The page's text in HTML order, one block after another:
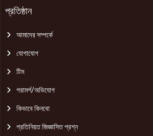
প্রতিষ্ঠান
আমাদের সম্পর্কে
যোগাযোগ
টিম
পরামর্শ/অভিযোগ
কিভাবে কিনবো
প্রতিনিয়ত জিজ্ঞাসিত প্রশ্ন